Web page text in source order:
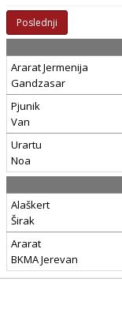
Poslednji
Ararat Jermenija
Gandzasar
Pjunik
Van
Urartu
Noa
Alaškert
Širak
Ararat
BKMA Jerevan